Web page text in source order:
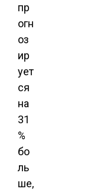
пр
огн
оз
ир
ует
ся
на
31
%
бо
ль
ше,